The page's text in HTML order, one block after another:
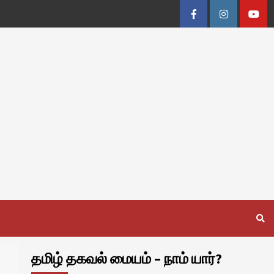
FacebookInstagram
தமிழ் தகவல் மையம் – நாம் யார்?